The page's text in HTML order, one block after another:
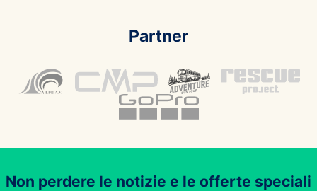
Partner
Non perdere le notizie e le offerte speciali